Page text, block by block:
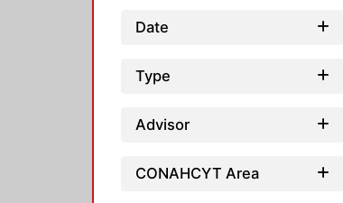
Date
Type
Advisor
CONAHCYT Area